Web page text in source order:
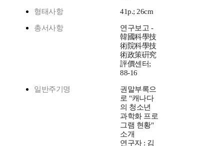
형태사항 41p.; 26cm
총서사항
연구보고 -
韓國科學技
術院科學技
術政策硏究
評價센터;
88-16
일반주기명
권말부록으
로 "캐나다
의 청소년
과학화 프로
그램 현황"
소개
연구자 : 김